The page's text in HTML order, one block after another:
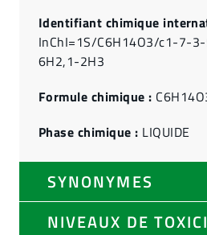
SYNONYMES
NIVEAUX DE
Identifiant chimique
InChI=1S/C6H14O3/c1-7-
6H2,1-2H3
Formule chimique :
Phase chimique : LIQUIDE